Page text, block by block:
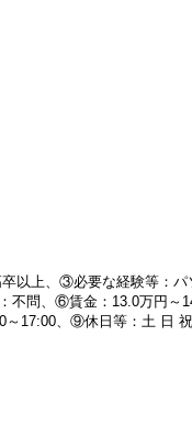
以上、③必要な経験等：パ
問、⑥賃金：13.0万円～
17:00、⑨休日等：土 日